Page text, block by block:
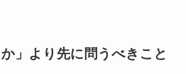
か」より先に問うべきこと